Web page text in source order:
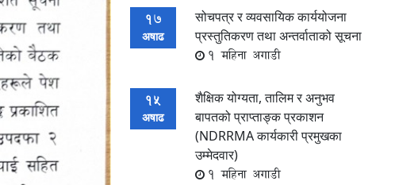
17
अषाढ
सोचपत्र र व्यवसायिक कार्ययोजना
प्रस्तुतिकरण तथा अन्तर्वाताको सूचना
1 महिना अगाडी
15
अषाढ
शैक्षिक योग्यता, तालिम र अनुभव
बापतको प्राप्ताङ्क प्रकाशन
(NDRRMA कार्यकारी प्रमुखका
उम्मेदवार)
1 महिना अगाडी